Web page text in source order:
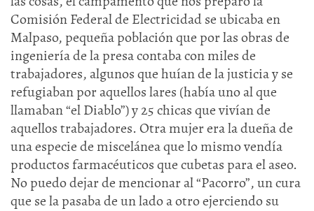
Comisión Federal de Electricidad se ubicaba en
Malpaso, pequeña población que por las obras de
ingeniería de la presa contaba con miles de
trabajadores, algunos que huían de la justicia y se
refugiaban por aquellos lares (había uno al que
llamaban “el Diablo”) y 25 chicas que vivían de
aquellos trabajadores. Otra mujer era la dueña de
una especie de miscelánea que lo mismo vendía
productos farmacéuticos que cubetas para el aseo.
No puedo dejar de mencionar al “Pacorro”, un cura
que se la pasaba de un lado a otro ejerciendo su